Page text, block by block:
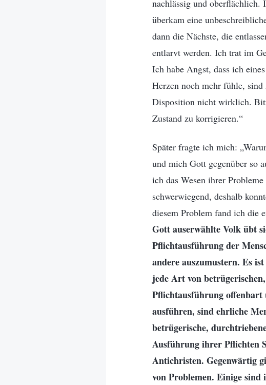
nachlässig und oberflächlich.
überkam eine
dann die Nächste, die
entlarvt werden. Ich trat im
Ich habe Angst, dass ich
Herzen noch mehr fühle, sind
Disposition nicht wirklich.
Zustand zu korrigieren.“
Später fragte ich mich:
und mich Gott gegenüber so
ich das Wesen ihrer
schwerwiegend, deshalb
diesem Problem fand ich die
Gott auserwählte Volk übt
Pflichtausführung der
andere auszumustern. Es
jede Art von
Pflichtausführung offenbart
ausführen, sind ehrliche
betrügerische,
Ausführung ihrer Pflichten
Antichristen. Gegenwärtig
von Problemen. Einige